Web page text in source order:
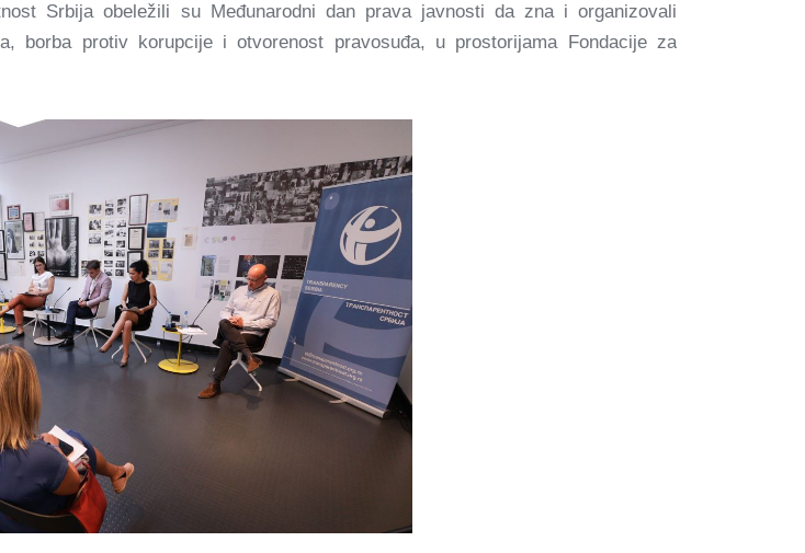
Srbija obeležili su Međunarodni dan prava javnosti da zna i organizovali
borba protiv korupcije i otvorenost pravosuđa, u prostorijama Fondacije za